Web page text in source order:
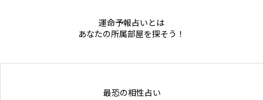
運命予報占いとは
あなたの所属部屋を探そう！
最恐の相性占い